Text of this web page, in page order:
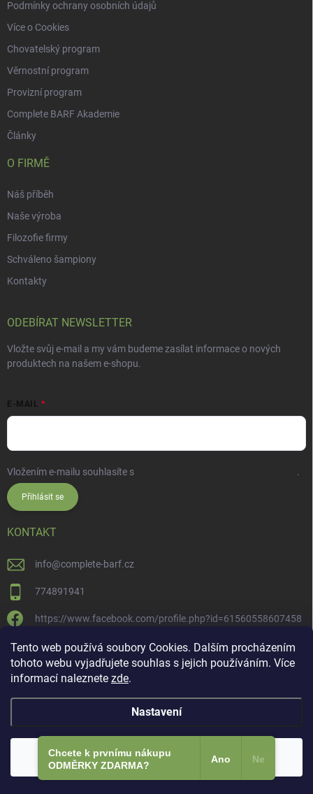
Tento web používá soubory Cookies. Dalším procházením
tohoto webu vyjadřujete souhlas s jejich používáním. Více
informací naleznete zde.
Nastavení
Odmítnout Souhlasím
Podmínky ochrany osobních údajů
Více o Cookies
Chovatelský program
Věrnostní program
Provizní program
Complete BARF Akademie
Články
O FIRMĚ
Náš příběh
Naše výroba
Filozofie firmy
Schváleno šampiony
Kontakty
ODEBÍRAT NEWSLETTER
Vložte svůj e-mail a my vám budeme zasílat informace o nových
produktech na našem e-shopu.
E-MAIL
Vložením e-mailu souhlasíte s .
Přihlásit se
KONTAKT
info@complete-barf.cz
774891941
https://www.facebook.com/profile.php?id=61560558607458
completebarf
Complete BARF
Copyright 2026
Upravit
nastavení cookies
Chcete k prvnímu nákupu
ODMĚRKY ZDARMA?​
Ano Ne